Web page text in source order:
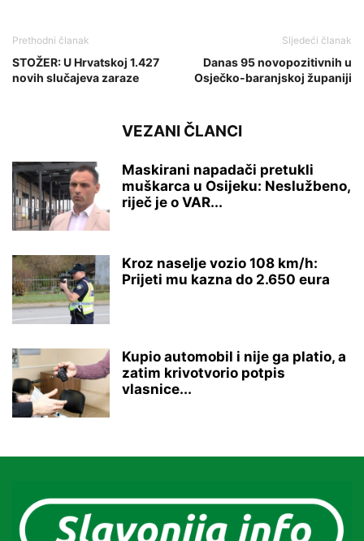
Prethodni članak
STOŽER: U Hrvatskoj 1.427
novih slučajeva zaraze
Sljedeći članak
Danas 95 novopozitivnih u
Osječko-baranjskoj županiji
VEZANI ČLANCI
Maskirani napadači pretukli
muškarca u Osijeku: Neslužbeno,
riječ je o VAR...
Kroz naselje vozio 108 km/h:
Prijeti mu kazna do 2.650 eura
Kupio automobil i nije ga platio, a
zatim krivotvorio potpis
vlasnice...